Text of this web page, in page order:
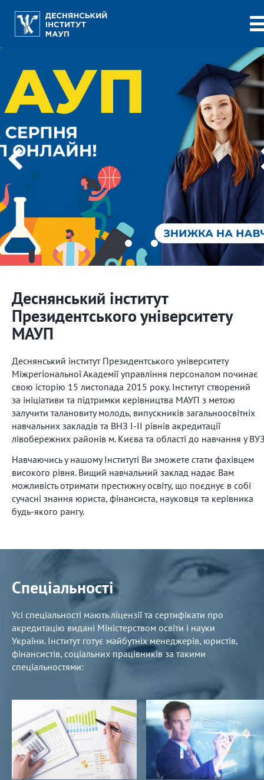
Previous
Деснянський інститут
Президентського університету
МАУП
Деснянський інститут Президентського університету
Міжрегіональної Академії управління персоналом починає
свою історію 15 листопада 2015 року. Інститут створений
за ініціативи та підтримки керівництва МАУП з метою
залучити талановиту молодь, випускників загальноосвітніх
навчальних закладів та ВНЗ І-ІІ рівнів акредитації
лівобережних районів м. Києва та області до навчання у
Навчаючись у нашому Інституті Ви зможете стати фахівцем
високого рівня. Вищий навчальний заклад надає Вам
можливість отримати престижну освіту, що поєднує в собі
сучасні знання юриста, фінансиста, науковця та керівника
будь-якого рангу.
Спеціальності
Усі спеціальності мають ліцензії та сертифікати про
акредитацію видані Міністерством освіти і науки
України. Інститут готує майбутніх менеджерів, юристів,
фінансистів, соціальних працівників за такими
спеціальностями: